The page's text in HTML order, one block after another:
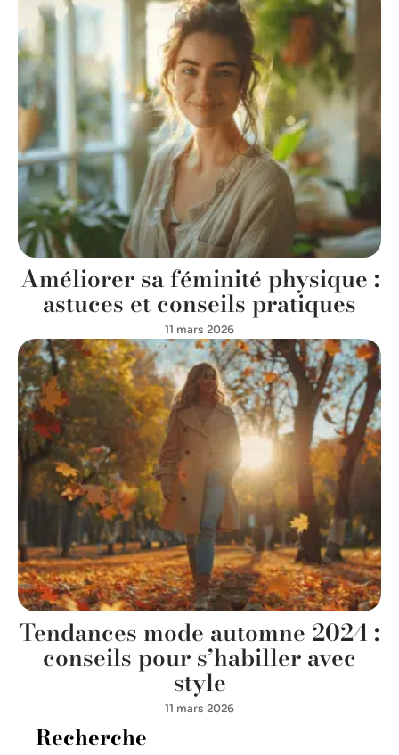
Améliorer sa féminité physique :
astuces et conseils pratiques
11 mars 2026
Tendances mode automne 2024 :
conseils pour s’habiller avec
style
11 mars 2026
Recherche